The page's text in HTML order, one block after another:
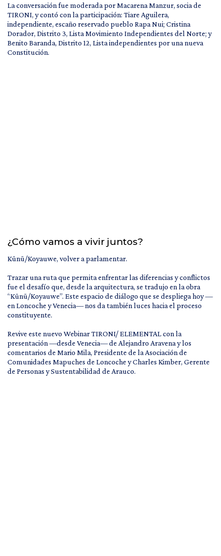
La conversación fue moderada por Macarena Manzur, socia de
TIRONI, y contó con la participación: Tiare Aguilera,
independiente, escaño reservado pueblo Rapa Nui; Cristina
Dorador, Distrito 3, Lista Movimiento Independientes del Norte; y
Benito Baranda, Distrito 12, Lista independientes por una nueva
Constitución.
¿Cómo vamos a vivir juntos?
Künü/Koyauwe, volver a parlamentar.
Trazar una ruta que permita enfrentar las diferencias y conflictos
fue el desafío que, desde la arquitectura, se tradujo en la obra
“Künü/Koyauwe”. Este espacio de diálogo que se despliega hoy —
en Loncoche y Venecia— nos da también luces hacia el proceso
constituyente.
Revive este nuevo Webinar TIRONI/ ELEMENTAL con la
presentación —desde Venecia— de Alejandro Aravena y los
comentarios de Mario Mila, Presidente de la Asociación de
Comunidades Mapuches de Loncoche y Charles Kimber, Gerente
de Personas y Sustentabilidad de Arauco.